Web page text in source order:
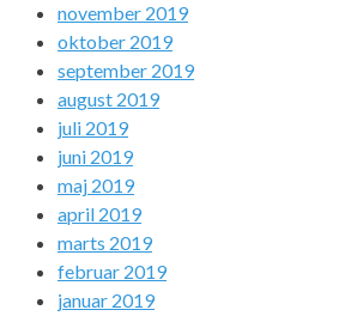
november 2019
oktober 2019
september 2019
august 2019
juli 2019
juni 2019
maj 2019
april 2019
marts 2019
februar 2019
januar 2019